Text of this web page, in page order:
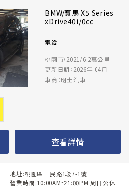
BMW/寶馬 X5 Series
xDrive40i/0cc
電洽
桃園市/2021/6.2萬公里
更新日期：2026年 04月
車商：明士汽車
查看詳情
地址:桃園區三民路1段7-1號
營業時間:10:00AM~21:00PM 周日公休